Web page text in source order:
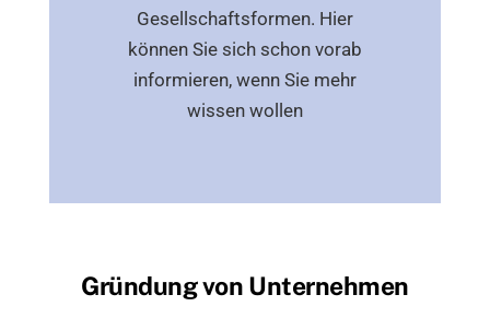
Gesellschaftsformen. Hier
können Sie sich schon vorab
informieren, wenn Sie mehr
wissen wollen
Gründung von Unternehmen